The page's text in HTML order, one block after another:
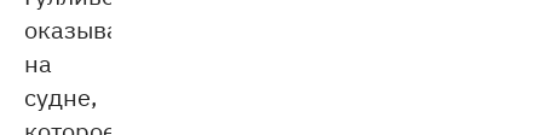
оказывается
на
судне,